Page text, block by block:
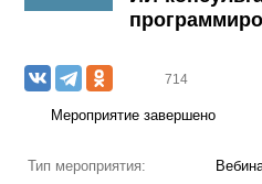
714
Мероприятие завершено
Тип мероприятия: